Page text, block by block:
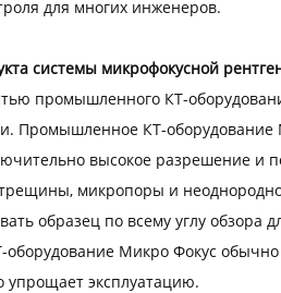
для многих инженеров.
системы микрофокусной
промышленного КТ-
Промышленное КТ-оборудование
высокое разрешение и
микропоры и
образец по всему углу
Микро Фокус обычно
упрощает эксплуатацию.